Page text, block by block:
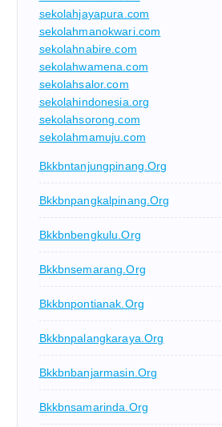
sekolahjayapura.com
sekolahmanokwari.com
sekolahnabire.com
sekolahwamena.com
sekolahsalor.com
sekolahindonesia.org
sekolahsorong.com
sekolahmamuju.com
Bkkbntanjungpinang.org
Bkkbnpangkalpinang.org
Bkkbnbengkulu.org
Bkkbnsemarang.org
Bkkbnpontianak.org
Bkkbnpalangkaraya.org
Bkkbnbanjarmasin.org
Bkkbnsamarinda.org